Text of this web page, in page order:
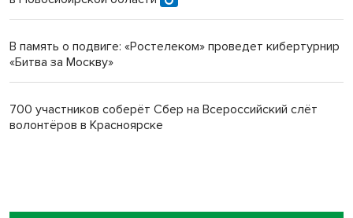
В память о подвиге: «Ростелеком» проведет кибертурнир
«Битва за Москву»
700 участников соберёт Сбер на Всероссийский слёт
волонтёров в Красноярске